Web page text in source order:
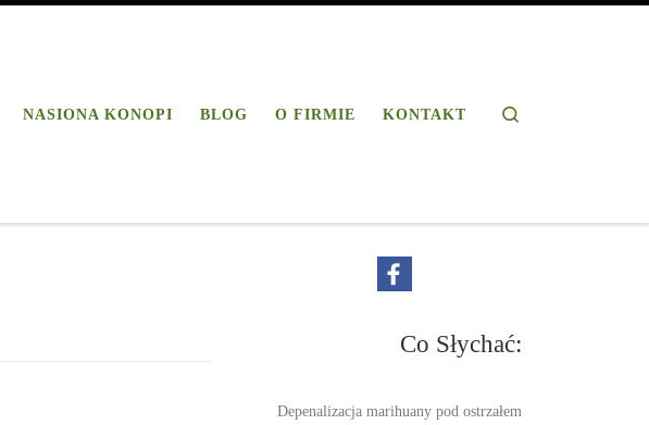
NASIONA KONOPI BLOG O FIRMIE KONTAKT
Co Słychać:
Depenalizacja marihuany pod ostrzałem